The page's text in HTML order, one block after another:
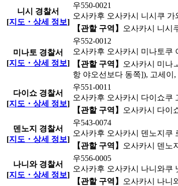
니시 경찰서
[지도・상세 정보]
우550-0021
오사카후 오사카시 니시쿠 가
【관할 구역】 오사카시 니시
미나토 경찰서
[지도・상세 정보]
우552-0012
오사카후 오사카시 미나토쿠
【관할 구역】
오사카시 미나
항 야오선보다 동쪽]), 고세이
다이쇼 경찰서
[지도・상세 정보]
우551-0011
오사카후 오사카시 다이쇼쿠
【관할 구역】 오사카시 다이
덴노지 경찰서
[지도・상세 정보]
우543-0074
오사카후 오사카시 덴노지쿠
【관할 구역】 오사카시 덴노
나니와 경찰서
[지도・상세 정보]
우556-0005
오사카후 오사카시 나니와쿠
【관할 구역】
오사카시 나니